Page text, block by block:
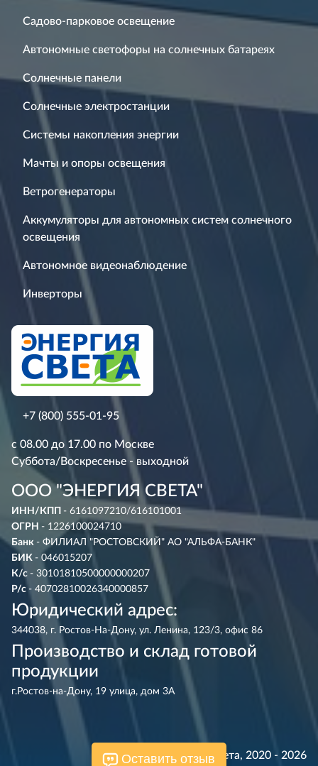
Оставить отзыв
Садово-парковое освещение
Автономные светофоры на солнечных батареях
Солнечные панели
Солнечные электростанции
Системы накопления энергии
Мачты и опоры освещения
Ветрогенераторы
Аккумуляторы для автономных систем солнечного
освещения
Автономное видеонаблюдение
Инверторы
+7 (800) 555-01-95
с 08.00 до 17.00 по Москве
Суббота/Воскресенье - выходной
ООО "ЭНЕРГИЯ СВЕТА"
ИНН/КПП - 6161097210/616101001
ОГРН - 1226100024710
Банк - ФИЛИАЛ "РОСТОВСКИЙ" АО "АЛЬФА-БАНК"
БИК - 046015207
К/с - 30101810500000000207
Р/с - 40702810026340000857
Юридический адрес:
344038, г. Ростов-На-Дону, ул. Ленина, 123/3, офис 86
Производство и склад готовой
продукции
г.Ростов-на-Дону, 19 улица, дом 3А
© Энергия Света, 2020 - 2026